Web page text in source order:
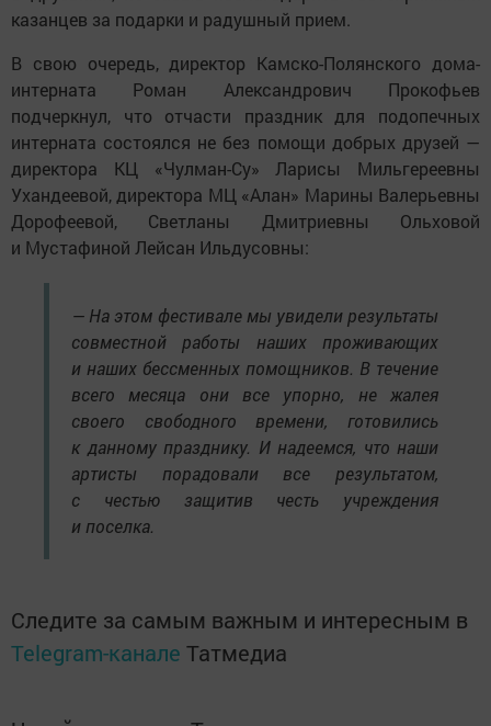
казанцев за подарки и радушный прием.
В свою очередь, директор Камско-Полянского дома-
интерната Роман Александрович Прокофьев
подчеркнул, что отчасти праздник для подопечных
интерната состоялся не без помощи добрых друзей —
директора КЦ «Чулман-Су» Ларисы Мильгереевны
Ухандеевой, директора МЦ «Алан» Марины Валерьевны
Дорофеевой, Светланы Дмитриевны Ольховой
и Мустафиной Лейсан Ильдусовны:
— На этом фестивале мы увидели результаты
совместной работы наших проживающих
и наших бессменных помощников. В течение
всего месяца они все упорно, не жалея
своего свободного времени, готовились
к данному празднику. И надеемся, что наши
артисты порадовали все результатом,
с честью защитив честь учреждения
и поселка.
Следите за самым важным и интересным в
Telegram-канале Татмедиа